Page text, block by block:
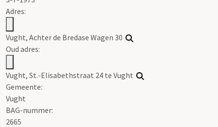
Adres:
Vught, Achter de Bredase Wagen 30
Oud adres:
Vught, St.-Elisabethstraat 24 te Vught
Gemeente:
Vught
BAG-nummer:
2665